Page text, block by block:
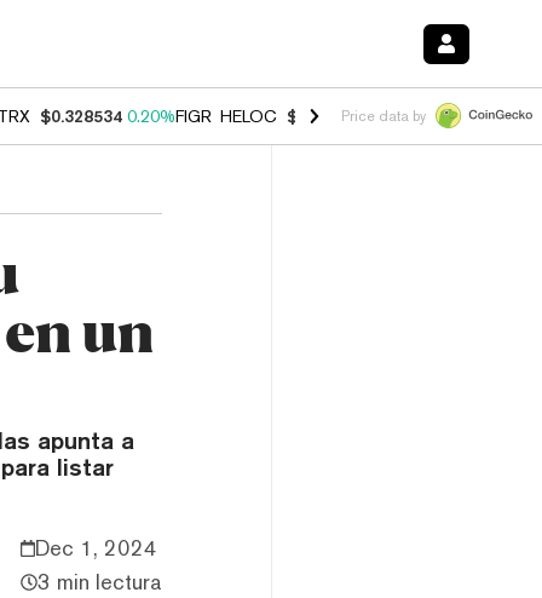
$0.328534 0.20%FIGR_HELOC $1.007 -2.70%HYPE $54.78 -
Price data by
un
apunta a
listar
Dec 1, 2024
3 min lectura